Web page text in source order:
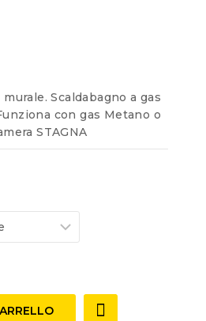
Scaldabagno a gas
con gas Metano o
STAGNA